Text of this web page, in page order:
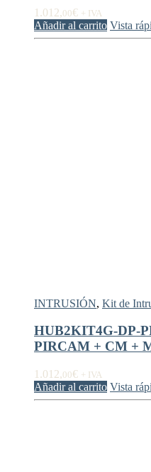
1.012,00€ + IVA
Añadir al carrito Vista
INTRUSIÓN, Kit de
HUB2KIT4G-DP-
PIRCAM + CM +
1.012,00€ + IVA
Añadir al carrito Vista